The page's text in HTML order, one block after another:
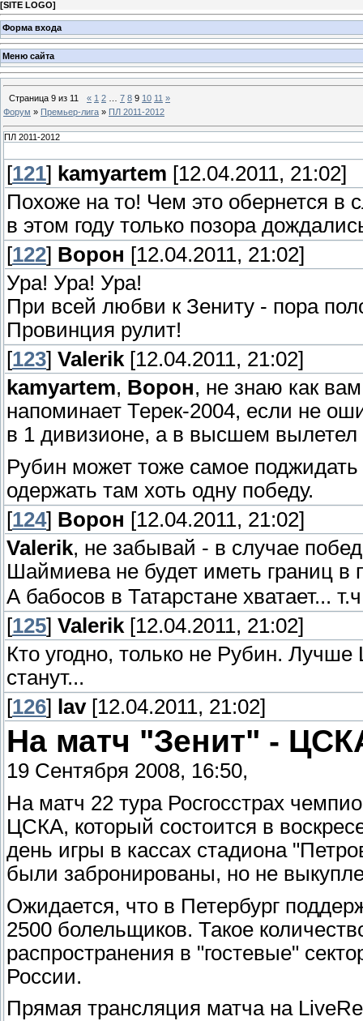
[SITE LOGO]
Форма входа
Меню сайта
Страница 9 из 11 « 1 2 7 8 9 10 11 »
Форум » Премьер-лига » ПЛ 2011-2012
ПЛ 2011-2012
[121] kamyartem [12.04.2011, 21:02]
Похоже на то! Чем это обернется
в этом году только позора
[122] Ворон [12.04.2011, 21:02]
Ура! Ура! Ура!
При всей любви к Зениту - пора
Провинция рулит!
[123] Valerik [12.04.2011, 21:02]
kamyartem, Ворон, не знаю как
напоминает Терек-2004, если не
в 1 дивизионе, а в высшем вылетел
Рубин может тоже самое
одержать там хоть одну победу.
[124] Ворон [12.04.2011, 21:02]
Valerik, не забывай - в случае
Шаймиева не будет иметь границ в
А бабосов в Татарстане хватает...
[125] Valerik [12.04.2011, 21:02]
Кто угодно, только не Рубин.
станут...
[126] lav[12.04.2011, 21:02]
На матч "Зенит" -
19 Сентября 2008, 16:50,
На матч 22 тура Росгосстрах
ЦСКА, который состоится в
день игры в кассах стадиона
были забронированы, но не
Ожидается, что в Петербург
2500 болельщиков. Такое
распространения в "гостевые"
России.
Прямая трансляция матча на